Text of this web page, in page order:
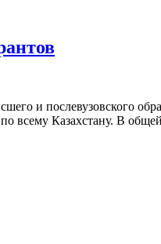
и послевузовского
всему Казахстану. В